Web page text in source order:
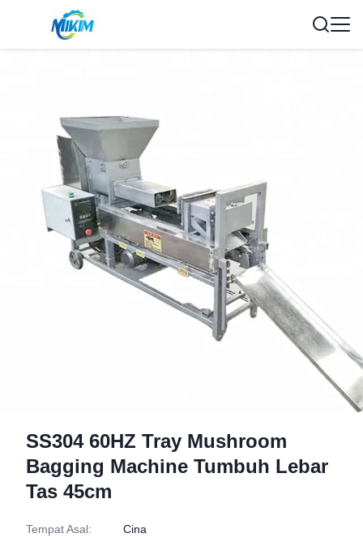
SS304 60HZ Tray Mushroom
Bagging Machine Tumbuh Lebar
Tas 45cm
Tempat Asal: Cina